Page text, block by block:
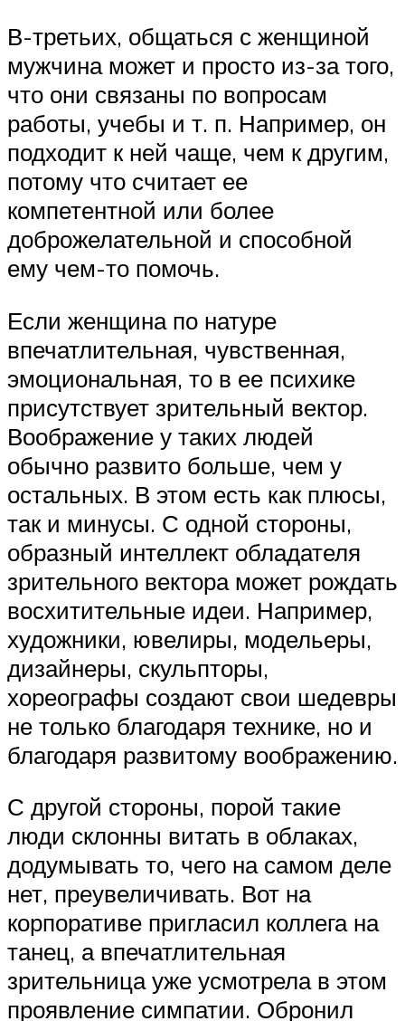
В-третьих, общаться с женщиной
мужчина может и просто из-за того,
что они связаны по вопросам
работы, учебы и т. п. Например, он
подходит к ней чаще, чем к другим,
потому что считает ее
компетентной или более
доброжелательной и способной
ему чем-то помочь.
Если женщина по натуре
впечатлительная, чувственная,
эмоциональная, то в ее психике
присутствует зрительный вектор.
Воображение у таких людей
обычно развито больше, чем у
остальных. В этом есть как плюсы,
так и минусы. С одной стороны,
образный интеллект обладателя
зрительного вектора может рождать
восхитительные идеи. Например,
художники, ювелиры, модельеры,
дизайнеры, скульпторы,
хореографы создают свои шедевры
не только благодаря технике, но и
благодаря развитому воображению.
С другой стороны, порой такие
люди склонны витать в облаках,
додумывать то, чего на самом деле
нет, преувеличивать. Вот на
корпоративе пригласил коллега на
танец, а впечатлительная
зрительница уже усмотрела в этом
проявление симпатии. Обронил